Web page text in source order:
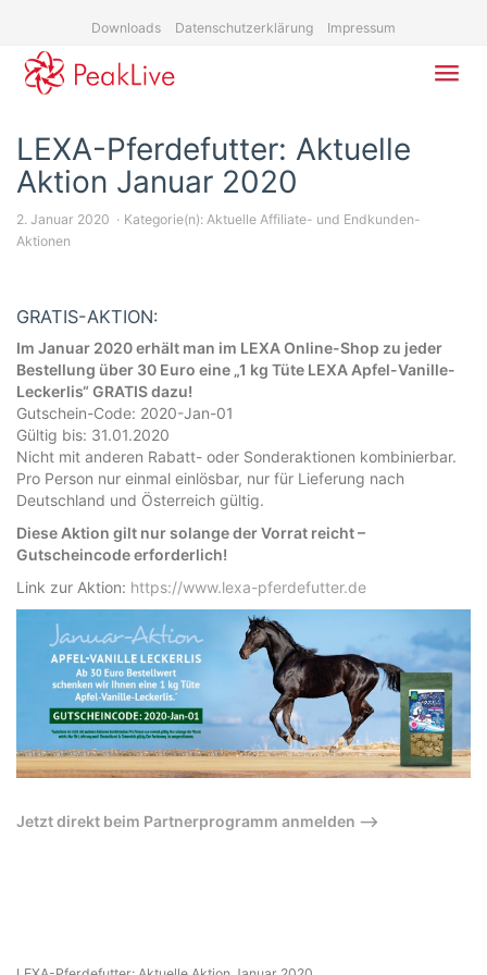
content
Downloads Datenschutzerklärung Impressum
LEXA-Pferdefutter: Aktuelle
Aktion Januar 2020
2. Januar 2020 Kategorie(n): Aktuelle Affiliate- und Endkunden-
Aktionen
GRATIS-AKTION:
Im Januar 2020 erhält man im LEXA Online-Shop zu jeder
Bestellung über 30 Euro eine „1 kg Tüte LEXA Apfel-Vanille-
Leckerlis“ GRATIS dazu!
Gutschein-Code: 2020-Jan-01
Gültig bis: 31.01.2020
Nicht mit anderen Rabatt- oder Sonderaktionen kombinierbar.
Pro Person nur einmal einlösbar, nur für Lieferung nach
Deutschland und Österreich gültig.
Diese Aktion gilt nur solange der Vorrat reicht –
Gutscheincode erforderlich!
Link zur Aktion: https://www.lexa-pferdefutter.de
Jetzt direkt beim Partnerprogramm anmelden –>